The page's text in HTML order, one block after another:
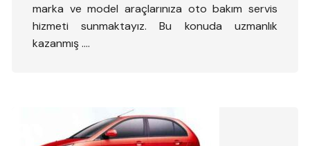
marka ve model araçlarınıza oto bakım servis
hizmeti sunmaktayız. Bu konuda uzmanlık
kazanmış ….